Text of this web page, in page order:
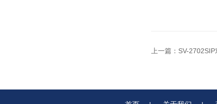
上一篇： SV-